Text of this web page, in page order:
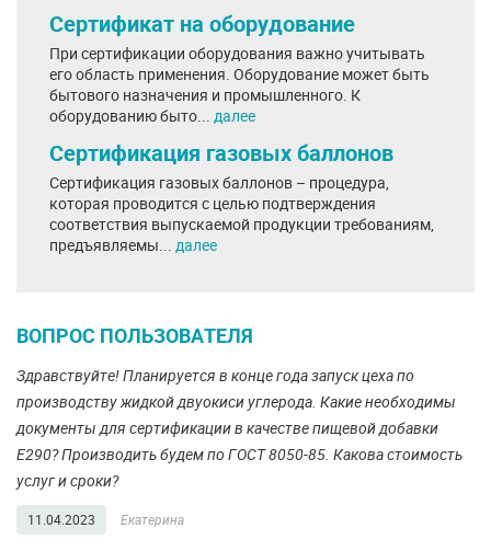
Сертификат на оборудование
При сертификации оборудования важно учитывать
его область применения. Оборудование может быть
бытового назначения и промышленного. К
оборудованию быто... далее
Сертификация газовых баллонов
Сертификация газовых баллонов – процедура,
которая проводится с целью подтверждения
соответствия выпускаемой продукции требованиям,
предъявляемы... далее
ВОПРОС ПОЛЬЗОВАТЕЛЯ
Здравствуйте! Планируется в конце года запуск цеха по
производству жидкой двуокиси углерода. Какие необходимы
документы для сертификации в качестве пищевой добавки
Е290? Производить будем по ГОСТ 8050-85. Какова стоимость
услуг и сроки?
11.04.2023 Екатерина